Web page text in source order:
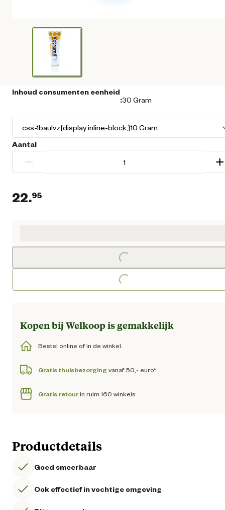
Inhoud consumenten eenheid
:30 Gram
Aantal
− +
22.95
Loading...
Loading...
Kopen bij Welkoop is gemakkelijk
Bestel online of in de winkel.
Gratis thuisbezorging vanaf 50,- euro*
Gratis retourin ruim 160 winkels
Productdetails
Goed smeerbaar
Ook effectief in vochtige omgeving